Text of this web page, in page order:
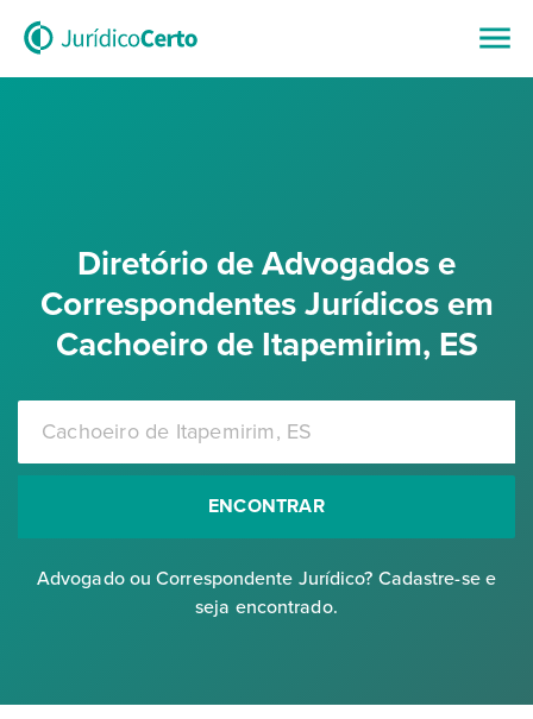
Diretório de Advogados e
Correspondentes Jurídicos em
Cachoeiro de Itapemirim, ES
ENCONTRAR
Advogado ou Correspondente Jurídico? Cadastre-se e
seja encontrado.